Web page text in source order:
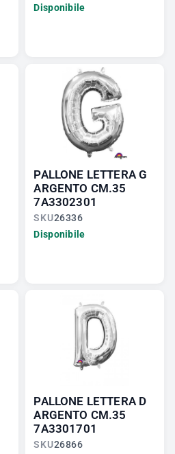
Disponibile
PALLONE LETTERA G
ARGENTO CM.35
7A3302301
SKU26336
Disponibile
PALLONE LETTERA D
ARGENTO CM.35
7A3301701
SKU26866